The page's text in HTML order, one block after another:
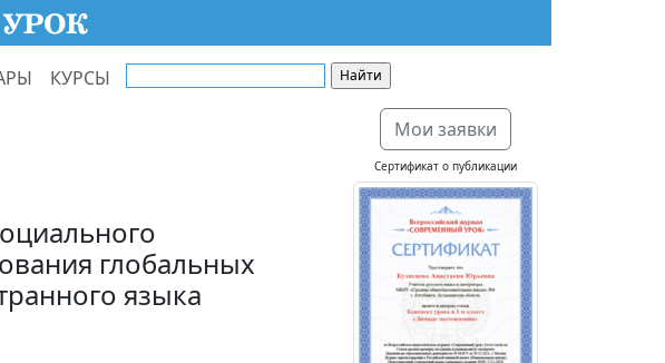
КУРСЫ
глобальных
языка
Мои заявки
Сертификат о публикации